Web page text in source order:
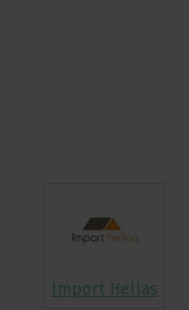
Import Hellas